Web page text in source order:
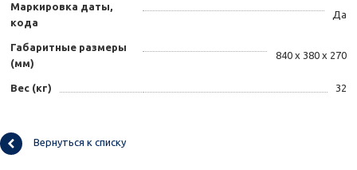
Маркировка даты,
кода
Да
Габаритные размеры
(мм)
840 х 380 х 270
Вес (кг) 32
Вернуться к списку